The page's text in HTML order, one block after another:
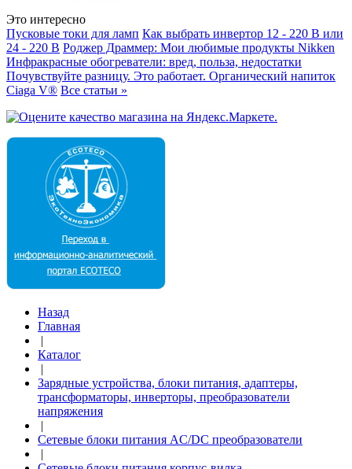
Это интересно
Пусковые токи для ламп Как выбрать инвертор 12 - 220 В или
24 - 220 В Роджер Драммер: Мои любимые продукты Nikken
Инфракрасные обогреватели: вред, польза, недостатки
Почувствуйте разницу. Это работает. Органический напиток
Ciaga V® Все статьи »
Назад
Главная
|
Каталог
|
Зарядные устройства, блоки питания, адаптеры,
трансформаторы, инверторы, преобразователи
напряжения
|
Сетевые блоки питания AC/DC преобразователи
|